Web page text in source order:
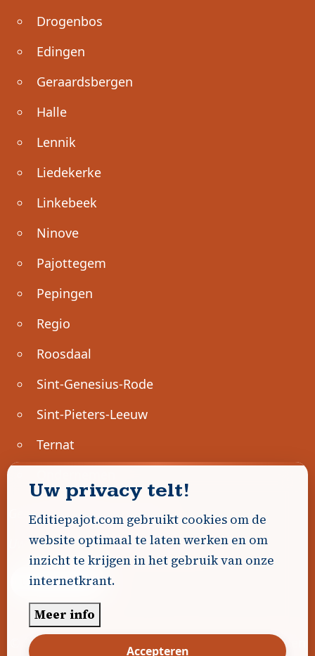
Drogenbos
Edingen
Geraardsbergen
Halle
Lennik
Liedekerke
Linkebeek
Ninove
Pajottegem
Pepingen
Regio
Roosdaal
Sint-Genesius-Rode
Sint-Pieters-Leeuw
Ternat
Geen advertenties gevonden.
Uw advertentie hier? Contacteer ons!
Word Partner!
© 2026 Editiepajot.com
Algemene voorwaarden
Uw privacy telt!
Editiepajot.com gebruikt cookies om de
website optimaal te laten werken en om
inzicht te krijgen in het gebruik van onze
internetkrant.
Meer info
Accepteren